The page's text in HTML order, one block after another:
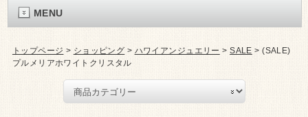
MENU
トップページ > ショッピング > ハワイアンジュエリー >SALE >(SALE)
プルメリアホワイトクリスタル